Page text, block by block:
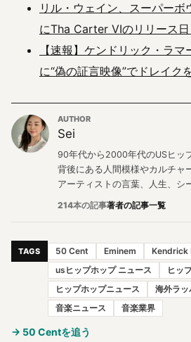
リル・ウェイン、スーパーボ
にTha Carter VIのリリース日
【速報】ケンドリック・ラ
に“偽の証言映像”でドレイク
AUTHOR
Sei
90年代から2000年代のUSヒッ
背後にある人間模様やカルチャ
アーティストの言葉、人生、シ
214本の記事著者の記事一覧
TAGS 50 Cent Eminem
Kendrick
usヒップホップ ニュース
ヒッ
ヒップホップニュース
海外ラ
音楽ニュース
音楽業界
→ 50 Centを追う